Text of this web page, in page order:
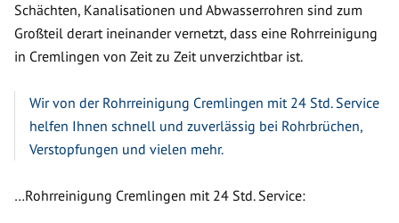
Schächten, Kanalisationen und Abwasserrohren sind zum
Großteil derart ineinander vernetzt, dass eine Rohrreinigung
in Cremlingen von Zeit zu Zeit unverzichtbar ist.
Wir von der Rohrreinigung Cremlingen mit 24 Std. Service
helfen Ihnen schnell und zuverlässig bei Rohrbrüchen,
Verstopfungen und vielen mehr.
…Rohrreinigung Cremlingen mit 24 Std. Service: